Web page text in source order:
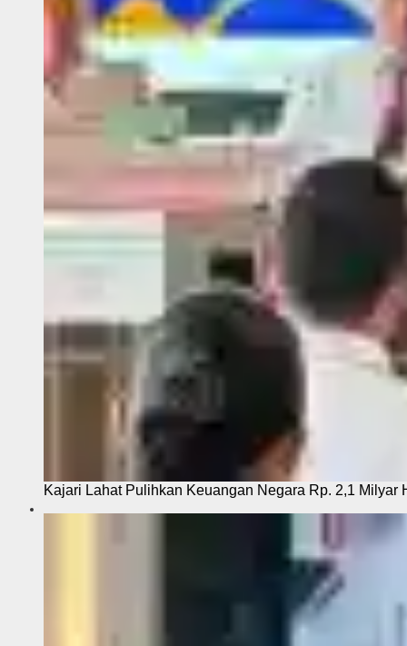
Kajari Lahat Pulihkan Keuangan Negara Rp. 2,1 Milyar